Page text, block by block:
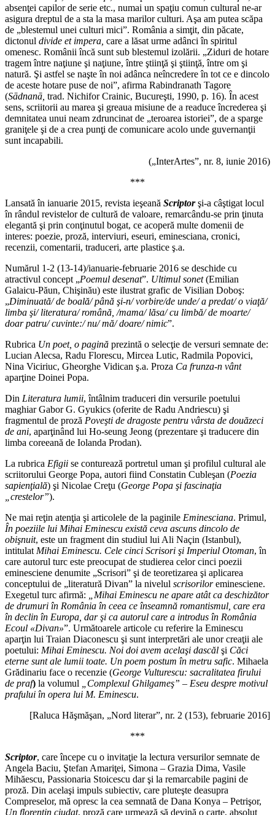
absenţei capilor de serie etc., numai un spaţiu comun cultural ne-ar
asigura dreptul de a sta la masa marilor culturi. Aşa am putea scăpa
de „blestemul unei culturi mici”. România a simţit, din păcate,
dictonul divide et impera, care a lăsat urme adânci în spiritul
omenesc. Românii încă sunt sub blestemul izolării. „Ziduri de hotare
tragem între naţiune şi naţiune, între ştiinţă şi ştiinţă, între om şi
natură. Şi astfel se naşte în noi adânca neîncredere în tot ce e dincolo
de aceste hotare puse de noi”, afirma Rabindranath Tagore
(Sādnanā, trad. Nichifor Crainic, Bucureşti, 1990, p. 16). În acest
sens, scriitorii au marea şi greaua misiune de a readuce încrederea şi
demnitatea unui neam zdruncinat de „teroarea istoriei”, de a sparge
graniţele şi de a crea punţi de comunicare acolo unde guvernanţii
sunt incapabili.
(„InterArtes”, nr. 8, iunie 2016)
***
Lansată în ianuarie 2015, revista ieşeană Scriptorşi-a câştigat locul
în rândul revistelor de cultură de valoare, remarcându-se prin ţinuta
elegantă şi prin conţinutul bogat, ce acoperă multe domenii de
interes: poezie, proză, interviuri, eseuri, eminesciana, cronici,
recenzii, comentarii, traduceri, arte plastice ş.a.
Numărul 1-2 (13-14)/ianuarie-februarie 2016 se deschide cu
atractivul concept „Poemul desenat”. Ultimul sonet(Emilian
Galaicu-Păun, Chişinău) este ilustrat grafic de Visilian Doboş:
„Diminuată/ de boală/ până şi-n/ vorbire/de unde/ a predat/ o viaţă/
limba şi/ literatura/ română, /mama/ lăsa/ cu limbă/ de moarte/
doar patru/ cuvinte:/ nu/ mă/ doare/ nimic”.
Rubrica Un poet, o pagină prezintă o selecţie de versuri semnate de:
Lucian Alecsa, Radu Florescu, Mircea Lutic, Radmila Popovici,
Nina Viciriuc, Gheorghe Vidican ş.a. Proza Ca frunza-n vânt
aparţine Doinei Popa.
Din Literatura lumii, întâlnim traduceri din versurile poetului
maghiar Gabor G. Gyukics (oferite de Radu Andriescu) şi
fragmentul de proză Poveşti de dragoste pentru vârsta de douăzeci
de ani, aparţinând lui Ho-seung Jeong (prezentare şi traducere din
limba coreeană de Iolanda Prodan).
La rubrica Efigii se conturează portretul uman şi profilul cultural ale
scriitorului George Popa, autori fiind Constatin Cubleşan (Poezia
sapienţială) şi Nicolae Creţu (George Popa şi fascinaţia
„crestelor”).
Ne mai reţin atenţia şi articolele de la paginile Eminesciana. Primul,
În poeziile lui Mihai Eminescu există ceva ascuns dincolo de
obişnuit, este un fragment din studiul lui Ali Naçin (Istanbul),
intitulatMihai Eminescu. Cele cinci Scrisori şi Imperiul Otoman, în
care autorul turc este preocupat de studierea celor cinci poezii
eminesciene denumite „Scrisori” şi de teoretizarea şi aplicarea
conceptului de „literatură Divan” la nivelul scrisoriloreminesciene.
Exegetul turc afirmă: „Mihai Eminescu ne apare atât ca deschizător
de drumuri în România în ceea ce înseamnă romantismul, care era
în declin în Europa, dar şi ca autorul care a introdus în România
Ecoul «Divan»”. Următoarele articole cu referire la Eminescu
aparţin lui Traian Diaconescu şi sunt interpretări ale unor creaţii ale
poetului: Mihai Eminescu. Noi doi avem acelaşi dascăl şi Căci
eterne sunt ale lumii toate. Un poem postum în metru safic. Mihaela
Grădinariu face o recenzie (George Vulturescu: sacralitatea firului
de praf) la volumul „Complexul Ghilgameş” – Eseu despre motivul
prafului în opera lui M. Eminescu.
[Raluca Hăşmăşan, „Nord literar”, nr. 2 (153), februarie 2016]
***
Scriptor, care începe cu o invitaţie la lectura versurilor semnate de
Angela Baciu, Ştefan Amariţei, Simona – Grazia Dima, Vasile
Mihăescu, Passionaria Stoicescu dar şi la remarcabile pagini de
proză. Din acelaşi impuls subiectiv, care pluteşte deasupra
Compreselor, mă opresc la cea semnată de Dana Konya – Petrişor,
Un florentin ciudat, proză care urmează să devină o carte, absolut